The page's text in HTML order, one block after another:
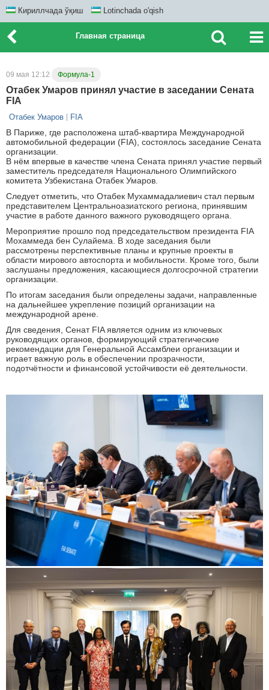
Кириллчада ўқиш Lotinchada o'qish
Главная страница
09 мая 12:12 Формула-1
Отабек Умаров принял участие в заседании Сената
FIA
Отабек Умаров FIA
В Париже, где расположена штаб-квартира Международной
автомобильной федерации (FIA), состоялось заседание Сената
организации.
В нём впервые в качестве члена Сената принял участие первый
заместитель председателя Национального Олимпийского
комитета Узбекистана Отабек Умаров.
Следует отметить, что Отабек Мухаммадалиевич стал первым
представителем Центральноазиатского региона, принявшим
участие в работе данного важного руководящего органа.
Мероприятие прошло под председательством президента FIA
Мохаммеда бен Сулайема. В ходе заседания были
рассмотрены перспективные планы и крупные проекты в
области мирового автоспорта и мобильности. Кроме того, были
заслушаны предложения, касающиеся долгосрочной стратегии
организации.
По итогам заседания были определены задачи, направленные
на дальнейшее укрепление позиций организации на
международной арене.
Для сведения, Сенат FIA является одним из ключевых
руководящих органов, формирующий стратегические
рекомендации для Генеральной Ассамблеи организации и
играет важную роль в обеспечении прозрачности,
подотчётности и финансовой устойчивости её деятельности.